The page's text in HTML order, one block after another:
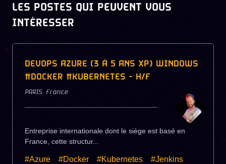
LES POSTES QUI PEUVENT VOUS
INTÉRESSER
DEVOPS AZURE (3 À 5 ANS XP) WINDOWS
#DOCKER #KUBERNETES - H/F
PARIS, France
Entreprise internationale dont le siège est basé en
France, cette structur...
#Azure #Docker #Kubernetes
#Jenkins